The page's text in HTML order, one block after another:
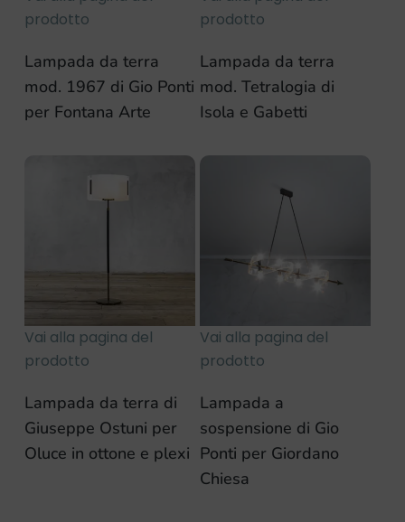
prodotto
Lampada da terra
mod. 1967 di Gio Ponti
per Fontana Arte
prodotto
Lampada da terra
mod. Tetralogia di
Isola e Gabetti
Vai alla pagina del
prodotto
Lampada da terra di
Giuseppe Ostuni per
Oluce in ottone e plexi
Vai alla pagina del
prodotto
Lampada a
sospensione di Gio
Ponti per Giordano
Chiesa